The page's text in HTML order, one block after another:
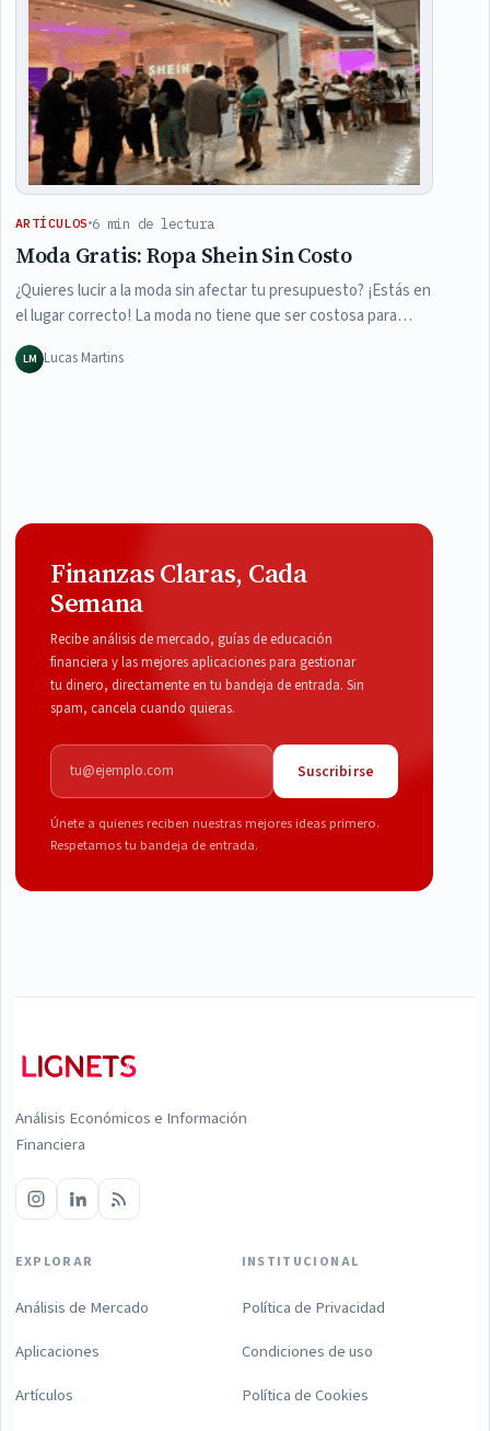
ARTÍCULOS 6 min de lectura
Moda Gratis: Ropa Shein Sin Costo
¿Quieres lucir a la moda sin afectar tu presupuesto? ¡Estás en
el lugar correcto! La moda no tiene que ser costosa para…
LM Lucas Martins
Finanzas Claras, Cada
Semana
Recibe análisis de mercado, guías de educación
financiera y las mejores aplicaciones para gestionar
tu dinero, directamente en tu bandeja de entrada. Sin
spam, cancela cuando quieras.
Correo electrónico
Suscribirse
Únete a quienes reciben nuestras mejores ideas primero.
Respetamos tu bandeja de entrada.
Análisis Económicos e Información
Financiera
EXPLORAR
Análisis de Mercado
Aplicaciones
Artículos
INSTITUCIONAL
Política de Privacidad
Condiciones de uso
Política de Cookies